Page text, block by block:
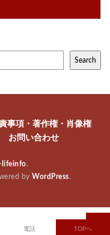
Search
事項・著作権・肖像権
お問い合わせ
lifeinfo.
byWordPress.
電話 TOPへ